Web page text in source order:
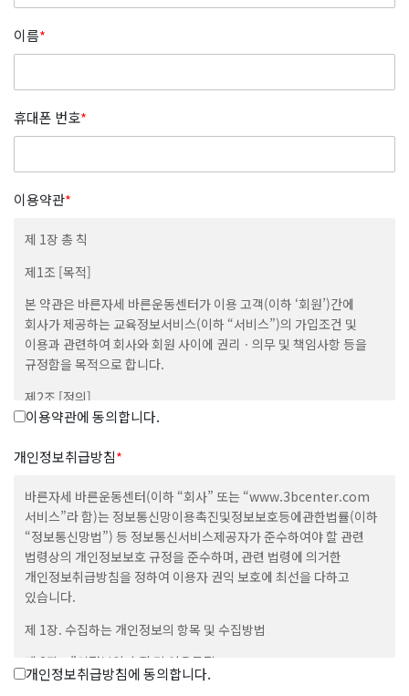
이름*
휴대폰 번호*
이용약관*
제 1장 총 칙
제1조 [목적]
본 약관은 바른자세 바른운동센터가 이용 고객(이하 ‘회원’)간에
회사가 제공하는 교육정보서비스(이하 “서비스”)의 가입조건 및
이용과 관련하여 회사와 회원 사이에 권리ㆍ의무 및 책임사항 등을
규정함을 목적으로 합니다.
제2조 [정의]
① 본 약관에서 사용하는 용어의 정의는 다음과 같습니다.
1.”이용자”라 함은 “회사”의 웹사이트에 접속하여 본 약관에 따라
“회사”가 제공하는 “콘텐츠” 및 제반서비스를 이용하는 “회원” 및
“비회원”을 말합니다.
2.”회원”이라 함은 회사의 웹사이트에 접속하여 본 약관에 동의
함으로써 회사와 이용계약을 체결하고 아이디(ID)를 부여받은 자로서
회사가 제공하는 정보와 서비스를 지속적으로 이용할 수 있는 자를
말합니다.
3.”콘텐츠”라 함은 회사 웹사이트에서 제공하는 온라인 강좌 및 기타
관련정보를 의미함으로서, 정보통신망이용촉진 및 정보보호 등에
관한 법률 제2조 제1항 제1호의 규정에 의한 정보통신망에서
자료 또는 정보를 말합니다.
이용약관에 동의합니다.
개인정보취급방침*
바른자세 바른운동센터(이하 “회사” 또는 “www.3bcenter.com
서비스”라 함)는 정보통신망이용촉진및정보보호등에관한법률(이하
“정보통신망법”) 등 정보통신서비스제공자가 준수하여야 할 관련
법령상의 개인정보보호 규정을 준수하며, 관련 법령에 의거한
개인정보취급방침을 정하여 이용자 권익 보호에 최선을 다하고
있습니다.
제 1장. 수집하는 개인정보의 항목 및 수집방법
제 2장. 개인정보의 수집 및 이용목적
개인정보취급방침에 동의합니다.